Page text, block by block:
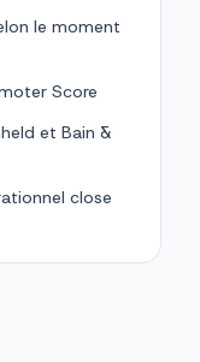
le moment
Score
et Bain &
close